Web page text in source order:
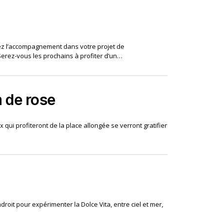
l’accompagnement dans votre projet de
vous les prochains à profiter d’un…
de rose
qui profiteront de la place allongée se verront gratifier
pour expérimenter la Dolce Vita, entre ciel et mer,